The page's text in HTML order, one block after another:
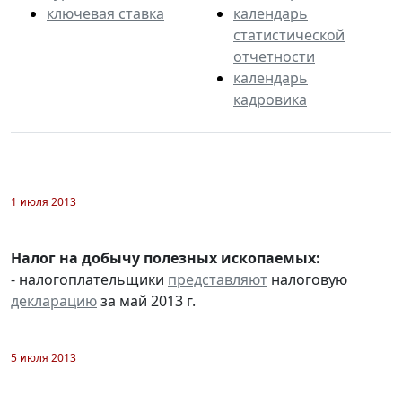
ключевая ставка
календарь
статистической
отчетности
календарь
кадровика
1 июля 2013
Налог на добычу полезных ископаемых:
- налогоплательщики представляют налоговую
декларациюза май 2013 г.
5 июля 2013